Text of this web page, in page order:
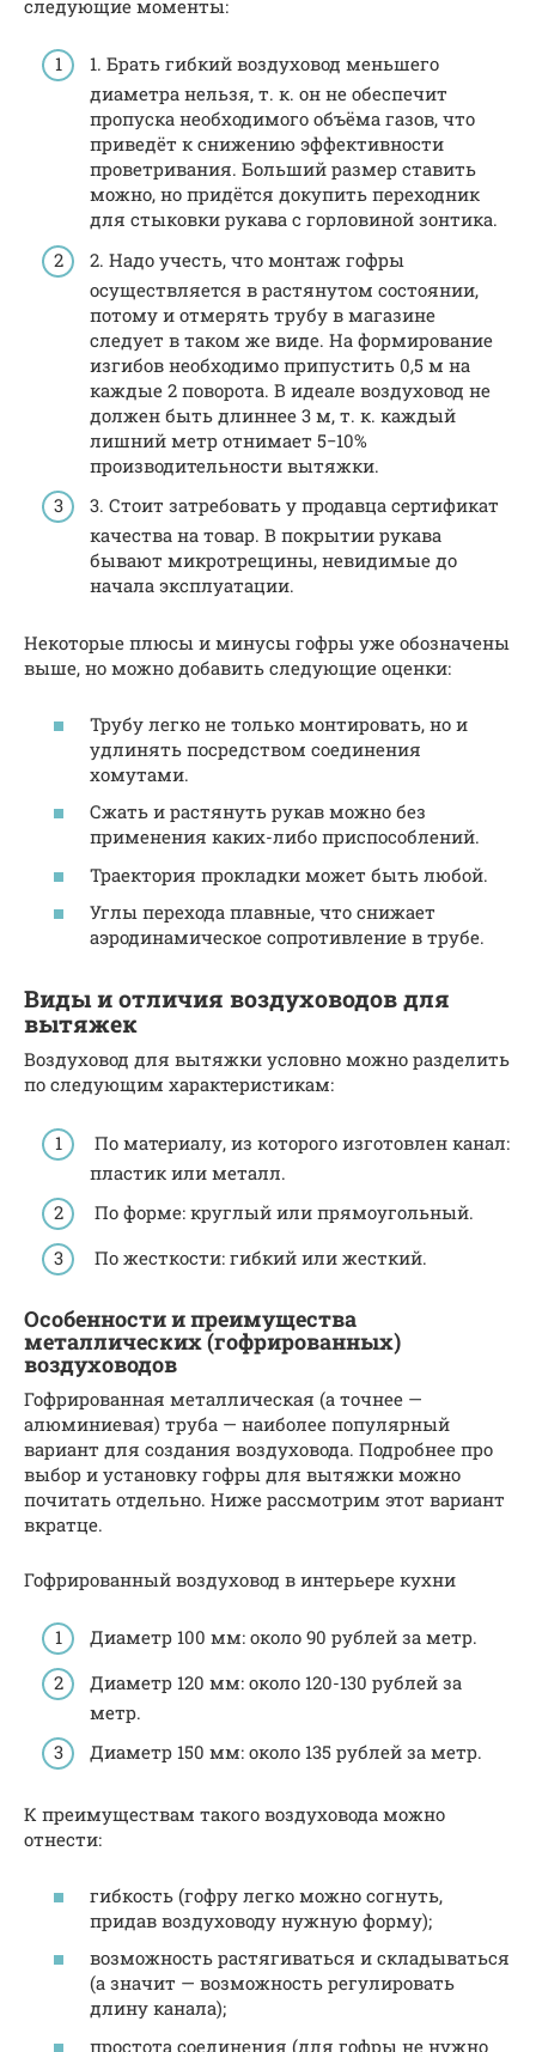
следующие моменты:
1. Брать гибкий воздуховод меньшего
диаметра нельзя, т. к. он не обеспечит
пропуска необходимого объёма газов, что
приведёт к снижению эффективности
проветривания. Больший размер ставить
можно, но придётся докупить переходник
для стыковки рукава с горловиной зонтика.
2. Надо учесть, что монтаж гофры
осуществляется в растянутом состоянии,
потому и отмерять трубу в магазине
следует в таком же виде. На формирование
изгибов необходимо припустить 0,5 м на
каждые 2 поворота. В идеале воздуховод не
должен быть длиннее 3 м, т. к. каждый
лишний метр отнимает 5−10%
производительности вытяжки.
3. Стоит затребовать у продавца сертификат
качества на товар. В покрытии рукава
бывают микротрещины, невидимые до
начала эксплуатации.
Некоторые плюсы и минусы гофры уже обозначены
выше, но можно добавить следующие оценки:
Трубу легко не только монтировать, но и
удлинять посредством соединения
хомутами.
Сжать и растянуть рукав можно без
применения каких-либо приспособлений.
Траектория прокладки может быть любой.
Углы перехода плавные, что снижает
аэродинамическое сопротивление в трубе.
Виды и отличия воздуховодов для
вытяжек
Воздуховод для вытяжки условно можно разделить
по следующим характеристикам:
По материалу, из которого изготовлен канал:
пластик или металл.
По форме: круглый или прямоугольный.
По жесткости: гибкий или жесткий.
Особенности и преимущества
металлических (гофрированных)
воздуховодов
Гофрированная металлическая (а точнее —
алюминиевая) труба — наиболее популярный
вариант для создания воздуховода. Подробнее про
выбор и установку гофры для вытяжки можно
почитать отдельно. Ниже рассмотрим этот вариант
вкратце.
Гофрированный воздуховод в интерьере кухни
Диаметр 100 мм: около 90 рублей за метр.
Диаметр 120 мм: около 120-130 рублей за
метр.
Диаметр 150 мм: около 135 рублей за метр.
К преимуществам такого воздуховода можно
отнести:
гибкость (гофру легко можно согнуть,
придав воздуховоду нужную форму);
возможность растягиваться и складываться
(а значит — возможность регулировать
длину канала);
простота соединения (для гофры не нужно